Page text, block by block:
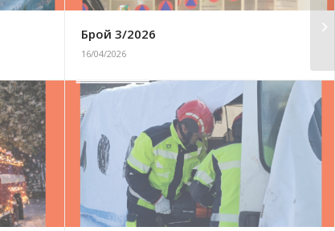
Брой 3/2026
16/04/2026